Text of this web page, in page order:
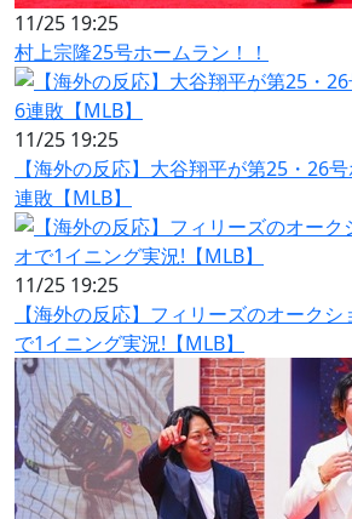
11/25 19:25
村上宗隆25号ホームラン！！
11/25 19:25
【海外の反応】大谷翔平が第25・26
連敗【MLB】
11/25 19:25
【海外の反応】フィリーズのオーク
で1イニング実況!【MLB】